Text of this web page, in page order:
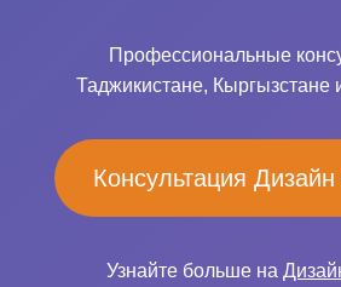
Профессиональные
Таджикистане, Кыргызстане
Консультация
Узнайте больше на